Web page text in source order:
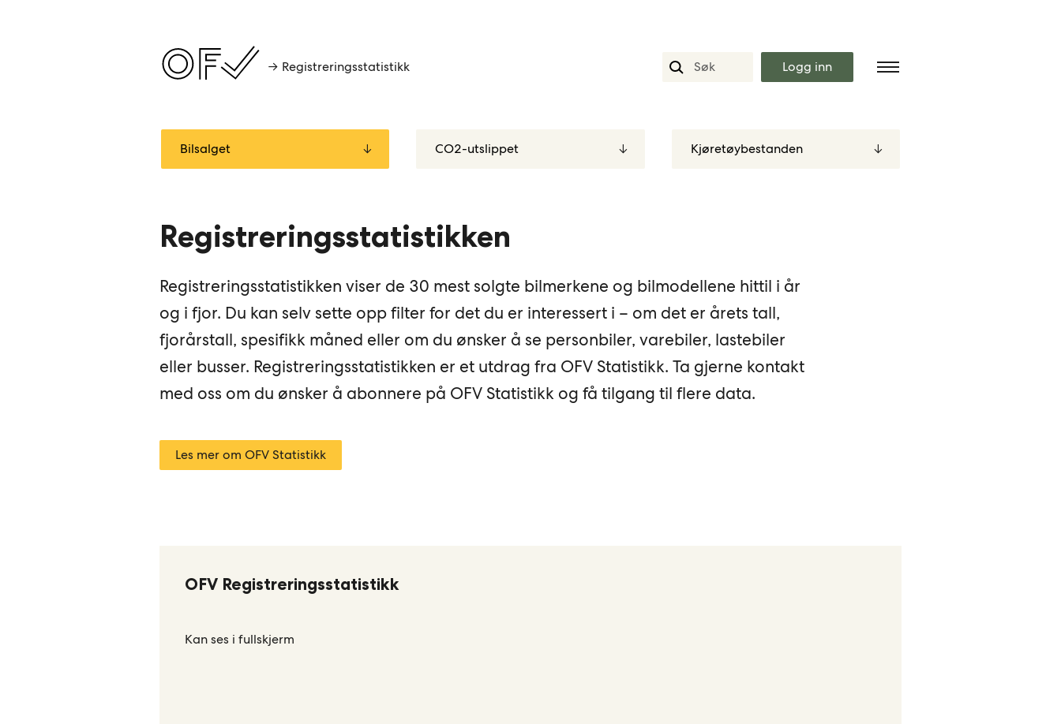
→ Registreringsstatistikk Logg inn
Registreringsstatistikken
Registreringsstatistikken viser de 30 mest solgte bilmerkene og bilmodellene hittil i år
og i fjor. Du kan selv sette opp filter for det du er interessert i – om det er årets tall,
fjorårstall, spesifikk måned eller om du ønsker å se personbiler, varebiler, lastebiler
eller busser. Registreringsstatistikken er et utdrag fra OFV Statistikk. Ta gjerne kontakt
med oss om du ønsker å abonnere på OFV Statistikk og få tilgang til flere data.
Les mer om OFV Statistikk
OFV Registreringsstatistikk
Kan ses i fullskjerm